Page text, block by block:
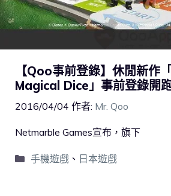
【Qoo事前登錄】休閒新作
Magical Dice」事前登錄開
2016/04/04 作者: Mr. Qoo
Netmarble Games宣布，旗下
手機遊戲、 日本遊戲